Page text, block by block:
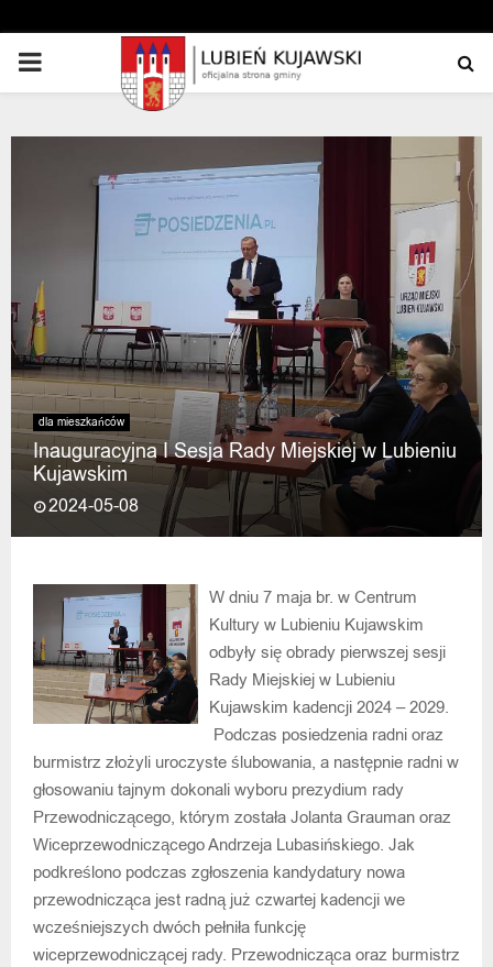
PRIMARY
dla mieszkańców
Inauguracyjna I Sesja Rady Miejskiej w Lubieniu
Kujawskim
2024-05-08
W dniu 7 maja br. w Centrum
Kultury w Lubieniu Kujawskim
odbyły się obrady pierwszej sesji
Rady Miejskiej w Lubieniu
Kujawskim kadencji 2024 – 2029.
Podczas posiedzenia radni oraz
burmistrz złożyli uroczyste ślubowania, a następnie radni w
głosowaniu tajnym dokonali wyboru prezydium rady
Przewodniczącego, którym została Jolanta Grauman oraz
Wiceprzewodniczącego Andrzeja Lubasińskiego. Jak
podkreślono podczas zgłoszenia kandydatury nowa
przewodnicząca jest radną już czwartej kadencji we
wcześniejszych dwóch pełniła funkcję
wiceprzewodniczącej rady. Przewodnicząca oraz burmistrz